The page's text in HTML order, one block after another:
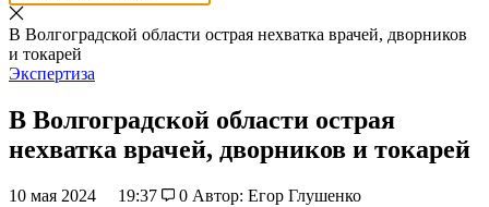
В Волгоградской области острая нехватка врачей, дворников
и токарей
Экспертиза
В Волгоградской области острая
нехватка врачей, дворников и токарей
10 мая 2024 19:37 0 Автор: Егор Глушенко